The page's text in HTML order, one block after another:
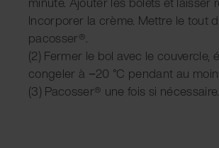
Incorporer la crème. Mettre le tout
pacosser®.
(2) Fermer le bol avec le couvercle,
congeler à −20 °C pendant au
(3) Pacosser® une fois si nécessaire.